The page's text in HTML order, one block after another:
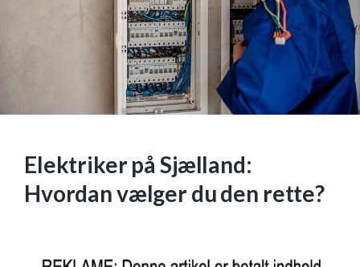
Elektriker på Sjælland:
Hvordan vælger du den rette?